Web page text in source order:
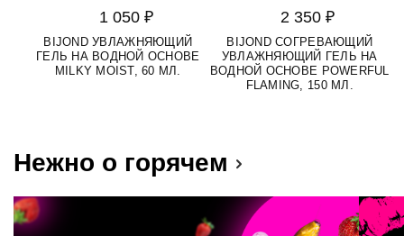
1 050 ₽
BIJOND УВЛАЖНЯЮЩИЙ
ГЕЛЬ НА ВОДНОЙ ОСНОВЕ
MILKY MOIST, 60 МЛ.
2 350 ₽
BIJOND СОГРЕВАЮЩИЙ
УВЛАЖНЯЮЩИЙ ГЕЛЬ НА
ВОДНОЙ ОСНОВЕ POWERFUL
FLAMING, 150 МЛ.
Нежно о горячем